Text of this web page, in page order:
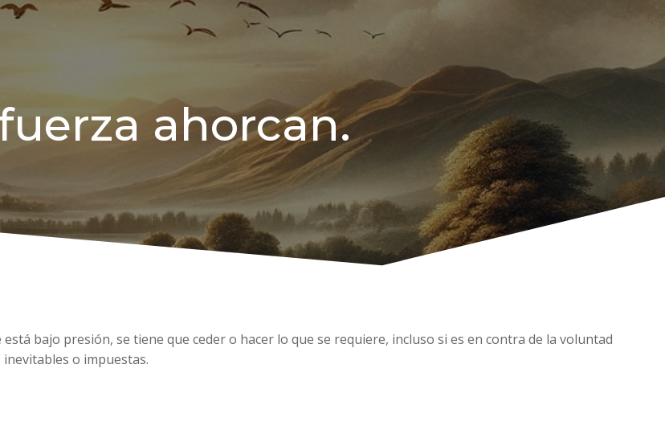
ahorcan.
bajo presión, se tiene que ceder o hacer lo que se requiere, incluso si es en contra de la voluntad
o impuestas.